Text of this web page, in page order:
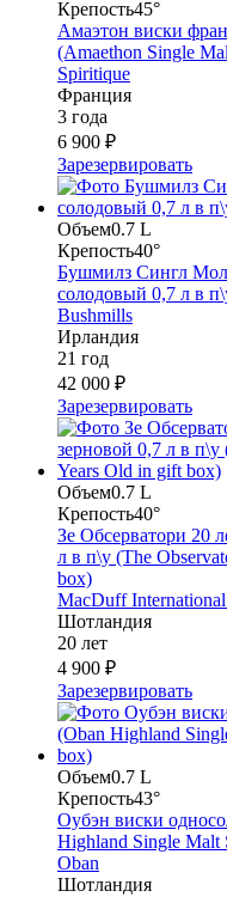
Крепость45°
Амаэтон виски
(Amaethon Single
Spiritique
Франция
3 года
6 900 ₽
Зарезервировать
Объем0.7 L
Крепость40°
Бушмилз Сингл
солодовый 0,7 л в
Bushmills
Ирландия
21 год
42 000 ₽
Зарезервировать
Объем0.7 L
Крепость40°
Зе Обсерватори 20
л в п\у (The
box)
MacDuff
Шотландия
20 лет
4 900 ₽
Зарезервировать
Объем0.7 L
Крепость43°
Оубэн виски
Highland Single Malt
Oban
Шотландия